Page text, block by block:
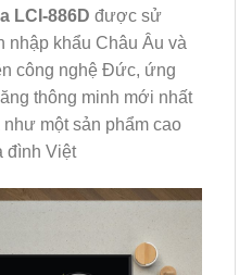
LCI-886D được sử
nhập khẩu Châu Âu và
công nghệ Đức, ứng
thông minh mới nhất
một sản phẩm cao
đình Việt